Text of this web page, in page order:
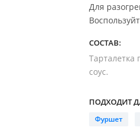
Для
СОСТАВ:
Тарталетка
соус.
ПОДХОДИТ
Фуршет